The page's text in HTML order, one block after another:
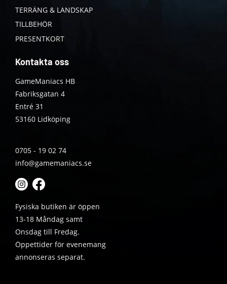
TERRÄNG & LANDSKAP
TILLBEHÖR
PRESENTKORT
Kontakta oss
GameManiacs HB
Fabriksgatan 4
Entré 31
53160 Lidköping
0705 - 19 02 74
info@gamemaniacs.se
Fysiska butiken är öppen
13-18 Måndag samt
Onsdag till Fredag.
Öppettider för evenemang
annonseras separat.